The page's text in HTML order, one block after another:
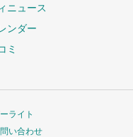
ニュース
ンダー
ミ
ライト
い合わせ